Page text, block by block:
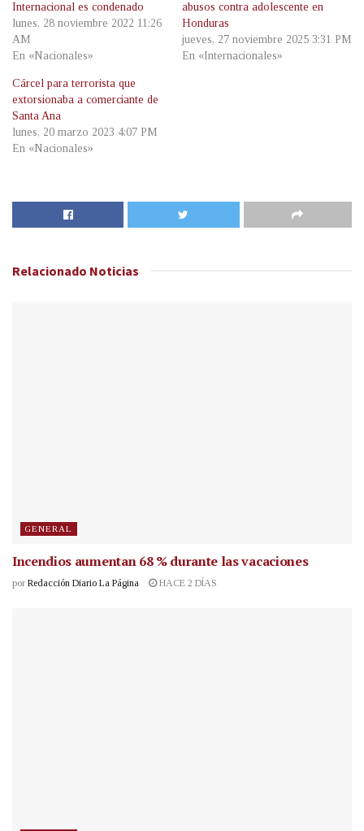
Internacional es condenado
lunes, 28 noviembre 2022 11:26
AM
En «Nacionales»
abusos contra adolescente en
Honduras
jueves, 27 noviembre 2025 3:31 PM
En «Internacionales»
Cárcel para terrorista que
extorsionaba a comerciante de
Santa Ana
lunes, 20 marzo 2023 4:07 PM
En «Nacionales»
Relacionado Noticias
GENERAL
Incendios aumentan 68 % durante las vacaciones
por Redacción Diario La Página HACE 2 DÍAS